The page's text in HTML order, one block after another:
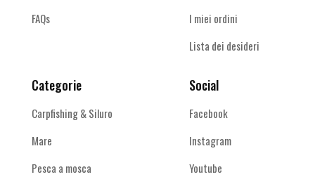
FAQs
I miei ordini
Lista dei desideri
Categorie
Carpfishing & Siluro
Mare
Pesca a mosca
Social
Facebook
Instagram
Youtube